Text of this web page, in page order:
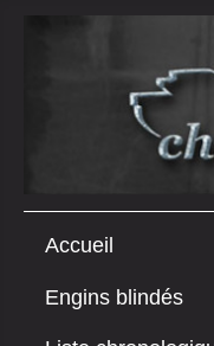
Accueil
Engins blindés